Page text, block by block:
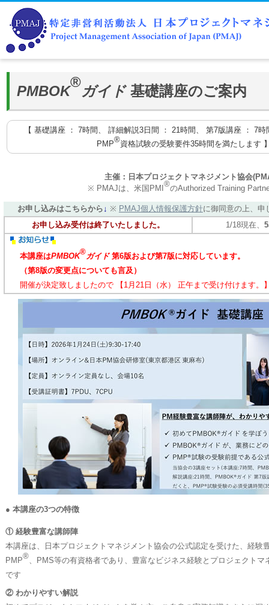
PMBOK
®
ガイド基礎講座のご案内
【 基礎講座 ： 7時間、 詳細解説3日間 ： 21時間、 第7版講座 ： 7
PMP
®
資格試験の受験要件35時間を満たします
主催：日本プロジェクトマネジメント協会
※ PMAJは、米国PMI
®
のAuthorized Training
お申し込みはこちらから↓ ※ PMAJ個人情報保護方針に御同意の上、申
お申し込み受付は終了いたしました。
1/18現在、
本講座はPMBOK
®
ガイド第6版および第7版に対応しています。
（第8版の変更点についても言及）
開催が決定致しましたので 【1月21日（水） 正午まで受け付けます。
● 本講座の3つの特徴
① 経験豊富な講師陣
本講座は、日本プロジェクトマネジメント協会の公式認定を受けた、経験
PMP
®
、PMS等の有資格者であり、豊富なビジネス経験とプロジェクトマ
です
② わかりやすい解説